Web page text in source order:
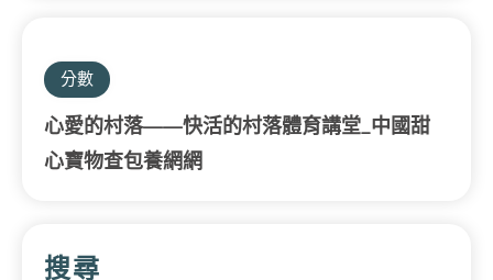
分數
心愛的村落——快活的村落體育講堂_中國甜
心寶物查包養網網
搜尋